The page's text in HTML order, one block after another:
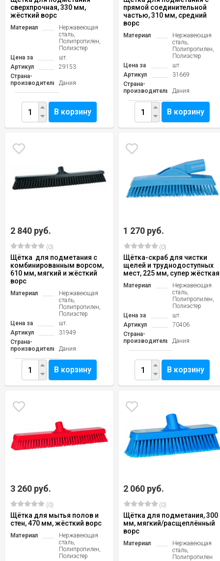
сверхпрочная, 330 мм,
жёсткий ворс
Материал
Нержавеющая
сталь,
Полипропилен,
Полиэстер
Цена за
шт.
Артикул
29153
Страна-
производитель
Дания
В корзину
прямой соединительной
частью, 310 мм, средний
ворс
Материал
Нержавеющая
сталь,
Полипропилен,
Полиэстер
Цена за
шт.
Артикул
31669
Страна-
производитель
Дания
В корзину
2 840 руб.
(0)
Щётка для подметания с
комбинированным ворсом,
610 мм, мягкий и жёсткий
ворс
Материал
Нержавеющая
сталь,
Полипропилен,
Полиэстер
Цена за
шт.
Артикул
31949
Страна-
производитель
Дания
В корзину
1 270 руб.
(0)
Щётка-скраб для чистки
щелей и труднодоступных
мест, 225 мм, супер жёсткая
Материал
Нержавеющая
сталь,
Полипропилен,
Полиэстер
Цена за
шт.
Артикул
70406
Страна-
производитель
Дания
В корзину
3 260 руб.
(0)
Щётка для мытья полов и
стен, 470 мм, жёсткий ворс
Материал
Нержавеющая
сталь,
Полипропилен,
Полиэстер
2 060 руб.
(0)
Щётка для подметания, 300
мм, мягкий/расщеплённый
ворс
Материал
Нержавеющая
сталь,
Полипропилен